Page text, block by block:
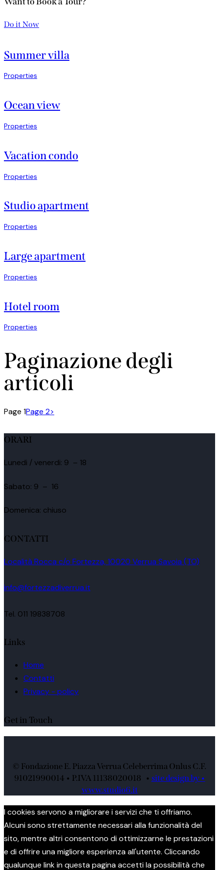
Do it Now
Summer villa
Properties
Ocean view
Properties
Vacation condo
Properties
Studio apartment
Properties
Large apartment
Properties
Hotel room
Properties
Paginazione degli
articoli
Page 1Page 2>
ORARI
Lunedi / venerdi: 9 – 18
Sabato: 9 – 16
Domenica: chiuso
CONTATTI
Località Rocca c/o Fortezza, 10020 Verrua Savoia (TO)
info@fortezzadiverrua.it
Tel. 011 19838708
Links
Home
Contatti
Privacy - policy
Get in Touch
© Fondazione E. Piazza Verrua Celeberrima Onlus C.F.
91021990014 • P.IVA 11138020018 • site design by •
www.studio6.it
I cookies servono a migliorare i servizi che ti offriamo.
Alcuni sono strettamente necessari alla funzionalità del
sito, mentre altri consentono di ottimizzarne le prestazioni
e di offrire una migliore esperienza all'utente. Cliccando
qualunque link in questa pagina accetti la possibilità che